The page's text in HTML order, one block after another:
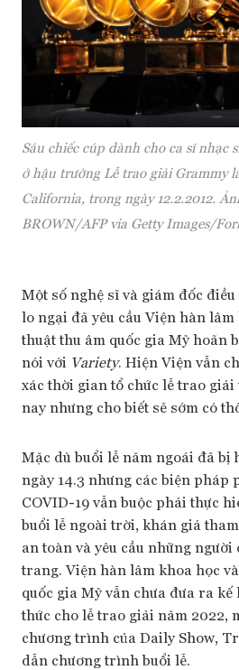
Sáu chiếc cúp dành cho ca sĩ nhạc
ở hậu trường Lễ trao giải Grammy
California, trong ngày 12.2.2012.
BROWN/AFP via Getty Images/
Một số nghệ sĩ và giám đốc
lo ngại đã yêu cầu Viện hàn
thuật thu âm quốc gia Mỹ hoãn
nói với Variety. Hiện Viện vẫn
xác thời gian tổ chức lễ trao
nay nhưng cho biết sẽ sớm có
Mặc dù buổi lễ năm ngoái đã bị
ngày 14.3 nhưng các biện pháp
COVID-19 vẫn buộc phải thực
buổi lễ ngoài trời, khán giả
an toàn và yêu cầu những người
trang. Viện hàn lâm khoa học
quốc gia Mỹ vẫn chưa đưa ra
thức cho lễ trao giải năm 2022,
chương trình của Daily Show,
dẫn chương trình buổi lễ.